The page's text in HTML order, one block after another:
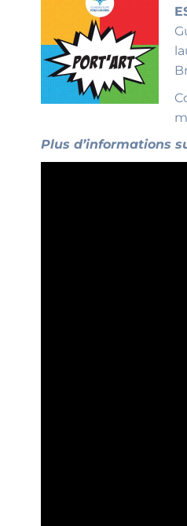
Plus d’informations